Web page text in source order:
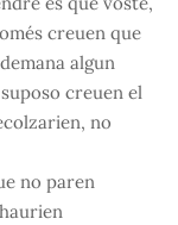
creuen que
algun
creuen el
no
no paren